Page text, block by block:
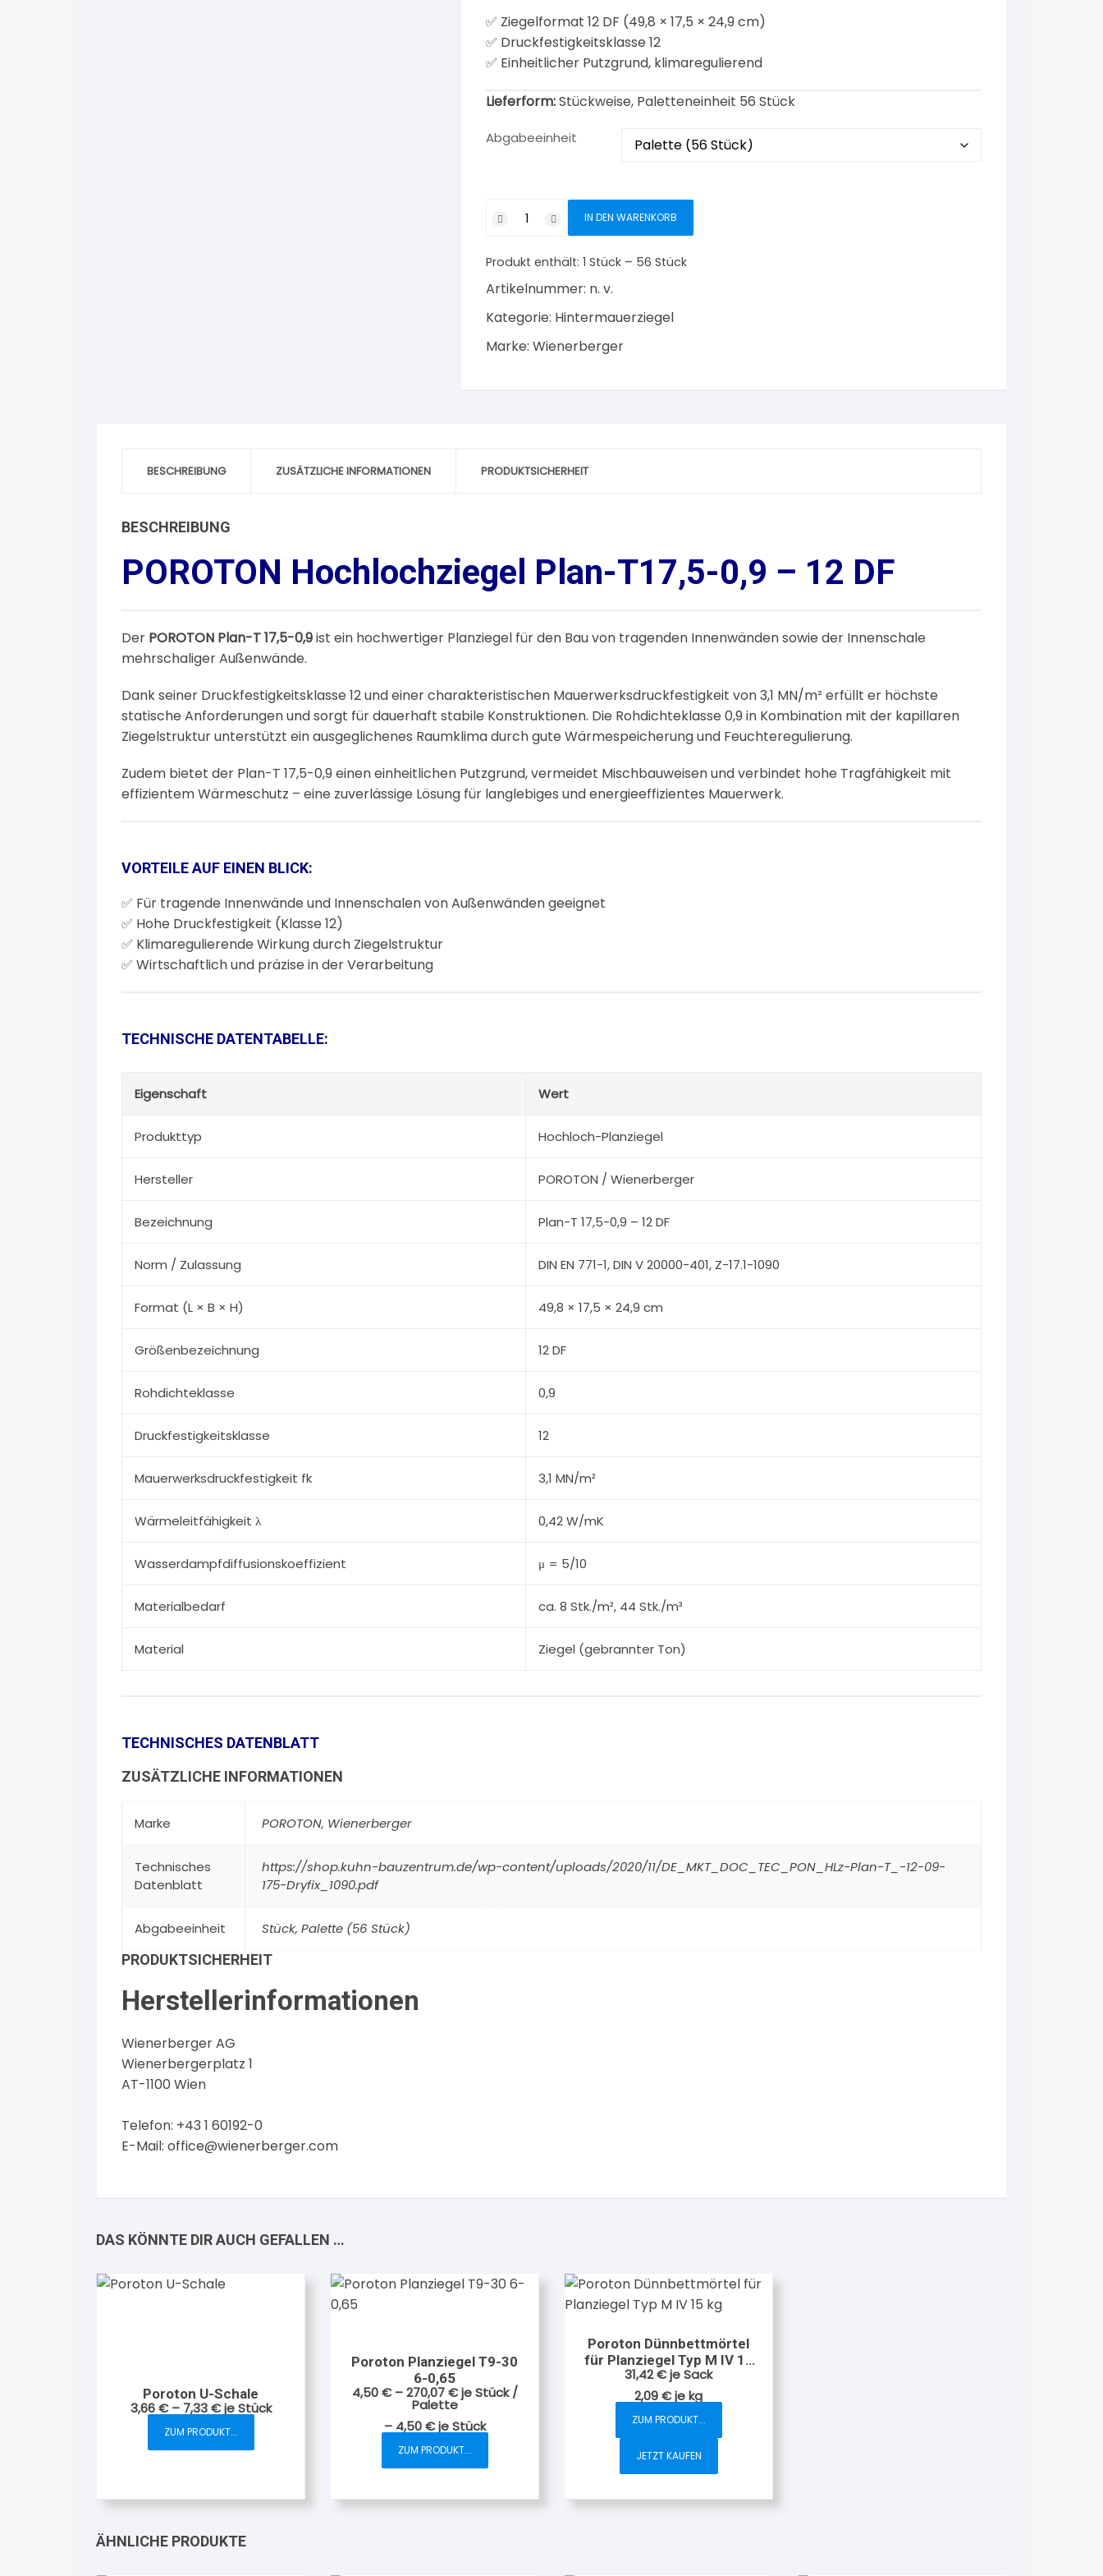
✅ Ziegelformat 12 DF (49,8 × 17,5 × 24,9 cm)
✅ Druckfestigkeitsklasse 12
✅ Einheitlicher Putzgrund, klimaregulierend
Lieferform:Stückweise, Paletteneinheit 56 Stück
Abgabeeinheit
Hochlochziegel
T17,5-
0,9
12
DF
IN DEN WARENKORB
Produkt enthält: 1 Stück – 56 Stück
Artikelnummer: n. v.
Kategorie: Hintermauerziegel
Marke: Wienerberger
BESCHREIBUNG ZUSÄTZLICHE INFORMATIONEN PRODUKTSICHERHEIT
BESCHREIBUNG
POROTON Hochlochziegel Plan-T17,5-0,9 – 12 DF
Der POROTON Plan-T 17,5-0,9ist ein hochwertiger Planziegel für den Bau von tragenden Innenwänden sowie der Innenschale
mehrschaliger Außenwände.
Dank seiner Druckfestigkeitsklasse 12 und einer charakteristischen Mauerwerksdruckfestigkeit von 3,1 MN/m² erfüllt er höchste
statische Anforderungen und sorgt für dauerhaft stabile Konstruktionen. Die Rohdichteklasse 0,9 in Kombination mit der kapillaren
Ziegelstruktur unterstützt ein ausgeglichenes Raumklima durch gute Wärmespeicherung und Feuchteregulierung.
Zudem bietet der Plan-T 17,5-0,9 einen einheitlichen Putzgrund, vermeidet Mischbauweisen und verbindet hohe Tragfähigkeit mit
effizientem Wärmeschutz – eine zuverlässige Lösung für langlebiges und energieeffizientes Mauerwerk.
VORTEILE AUF EINEN BLICK:
✅ Für tragende Innenwände und Innenschalen von Außenwänden geeignet
✅ Hohe Druckfestigkeit (Klasse 12)
✅ Klimaregulierende Wirkung durch Ziegelstruktur
✅ Wirtschaftlich und präzise in der Verarbeitung
TECHNISCHE DATENTABELLE:
Eigenschaft Wert
Produkttyp Hochloch-Planziegel
Hersteller POROTON / Wienerberger
Bezeichnung Plan-T 17,5-0,9 – 12 DF
Norm / Zulassung DIN EN 771-1, DIN V 20000-401, Z-17.1-1090
Format (L × B × H) 49,8 × 17,5 × 24,9 cm
Größenbezeichnung 12 DF
Rohdichteklasse 0,9
Druckfestigkeitsklasse 12
Mauerwerksdruckfestigkeit fk 3,1 MN/m²
Wärmeleitfähigkeit λ 0,42 W/mK
Wasserdampfdiffusionskoeffizient μ = 5/10
Materialbedarf ca. 8 Stk./m², 44 Stk./m³
Material Ziegel (gebrannter Ton)
TECHNISCHES DATENBLATT
ZUSÄTZLICHE INFORMATIONEN
Marke POROTON, Wienerberger
Technisches
Datenblatt
https://shop.kuhn-bauzentrum.de/wp-content/uploads/2020/11/DE_MKT_DOC_TEC_PON_HLz-Plan-T_-12-09-
175-Dryfix_1090.pdf
Abgabeeinheit
Stück, Palette (56 Stück)
PRODUKTSICHERHEIT
Herstellerinformationen
Wienerberger AG
Wienerbergerplatz 1
AT-1100 Wien
Telefon: +43 1 60192-0
E-Mail: office@wienerberger.com
DAS KÖNNTE DIR AUCH GEFALLEN …
Poroton U-Schale
3,66€– 7,33€ je Stück
ZUM PRODUKT...
Dieses
mehrere
auf.
Poroton Planziegel T9-30
6-0,65
4,50€–270,07€ je Stück /
Palette
– 4,50€jeStück
ZUM PRODUKT...
Dieses
weist
Poroton Dünnbettmörtel
für Planziegel Typ M IV 15
kg
31,42€je Sack
2,09€jekg
ZUM PRODUKT...
JETZT KAUFEN
ÄHNLICHE PRODUKTE